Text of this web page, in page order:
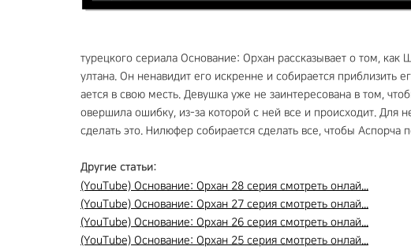
турецкого сериала Основание: Орхан рассказывает о том,
ултана. Он ненавидит его искренне и собирается
ается в свою месть. Девушка уже не заинтересована в том,
овершила ошибку, из-за которой с ней все и происходит. Для
сделать это. Нилюфер собирается сделать все, чтобы
Другие статьи:
(YouTube) Основание: Орхан 28 серия смотреть онлай...
(YouTube) Основание: Орхан 27 серия смотреть онлай...
(YouTube) Основание: Орхан 26 серия смотреть онлай...
(YouTube) Основание: Орхан 25 серия смотреть онлай...